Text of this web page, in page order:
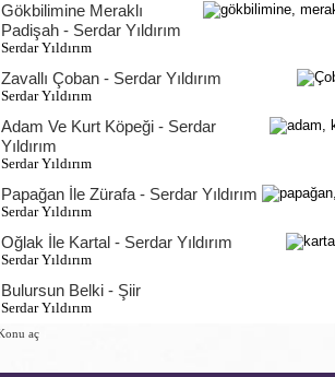
Gökbilimine Meraklı
Padişah - Serdar Yıldırım
Serdar Yıldırım
Zavallı Çoban - Serdar Yıldırım
Serdar Yıldırım
Adam Ve Kurt Köpeği - Serdar
Yıldırım
Serdar Yıldırım
Papağan İle Zürafa - Serdar Yıldırım
Serdar Yıldırım
Oğlak İle Kartal - Serdar Yıldırım
Serdar Yıldırım
Bulursun Belki - Şiir
Serdar Yıldırım